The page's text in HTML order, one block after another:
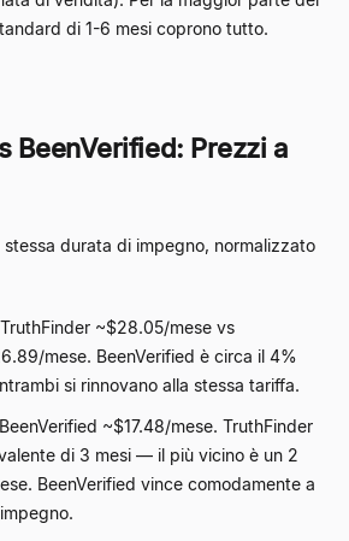
di 1-6 mesi coprono tutto.
BeenVerified: Prezzi a
durata di impegno, normalizzato
TruthFinder ~$28.05/mese vs
mese. BeenVerified è circa il 4%
si rinnovano alla stessa tariffa.
BeenVerified ~$17.48/mese. TruthFinder
di 3 mesi — il più vicino è un 2
BeenVerified vince comodamente a